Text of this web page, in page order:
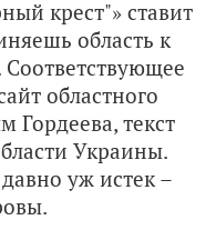
крест"» ставит
область к
областного
Гордеева, текст
Украины.
уж истек –